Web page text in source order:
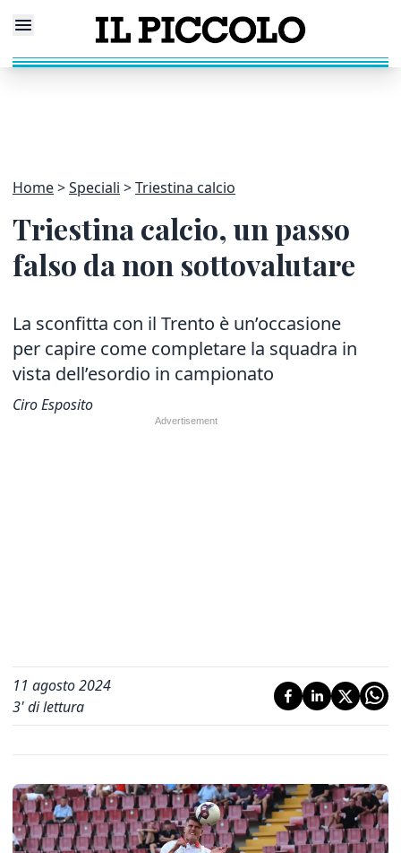
Home Speciali Triestina calcio
Triestina calcio, un passo
falso da non sottovalutare
La sconfitta con il Trento è un’occasione
per capire come completare la squadra in
vista dell’esordio in campionato
Ciro Esposito
11 agosto 2024
3' di lettura